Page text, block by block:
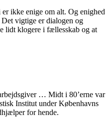
ikke enige om alt. Og enighed
vigtige er dialogen og
lidt klogere i fællesskab og at
… Midt i 80’erne var
Institut under Københavns
for hende.